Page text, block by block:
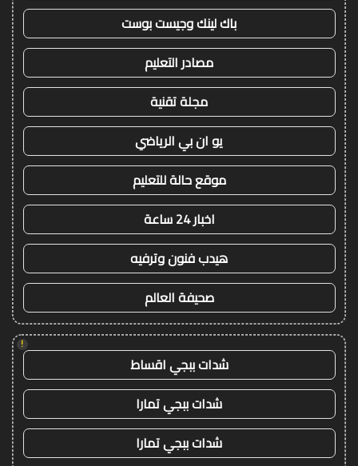
باك لينك وجيست بوست
مصادر التعليم
مجلة تقنية
يو ان بي الرياضي
موقع حالة للتعليم
اخبار 24 ساعة
هيدب فنون وترفيه
صحيفة العالم
!
شدات ببجي اقساط
شدات ببجي تمارا
شدات ببجي تمارا